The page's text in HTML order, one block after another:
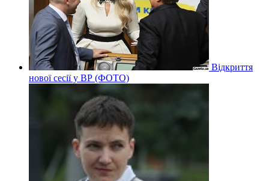
Відкриття
нової сесії у ВР (ФОТО)